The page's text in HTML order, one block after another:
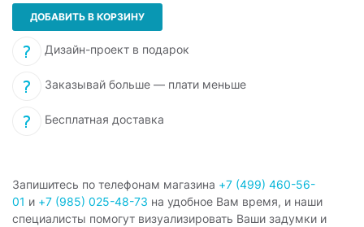
ДОБАВИТЬ В КОРЗИНУ
Дизайн-проект в подарок
Заказывай больше — плати меньше
Бесплатная доставка
Запишитесь по телефонам магазина +7 (499) 460-56-
01 и +7 (985) 025-48-73 на удобное Вам время, и наши
специалисты помогут визуализировать Ваши задумки и